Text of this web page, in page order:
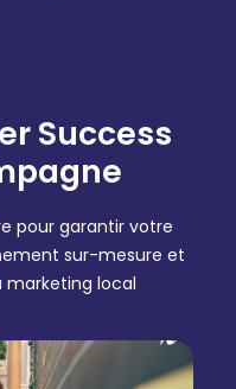
Success
pour garantir votre
sur-mesure et
marketing local